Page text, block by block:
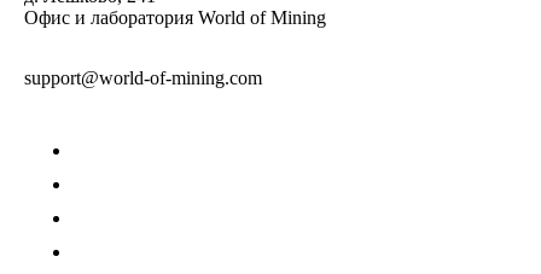
Офис и лаборатория World of Mining
support@world-of-mining.com